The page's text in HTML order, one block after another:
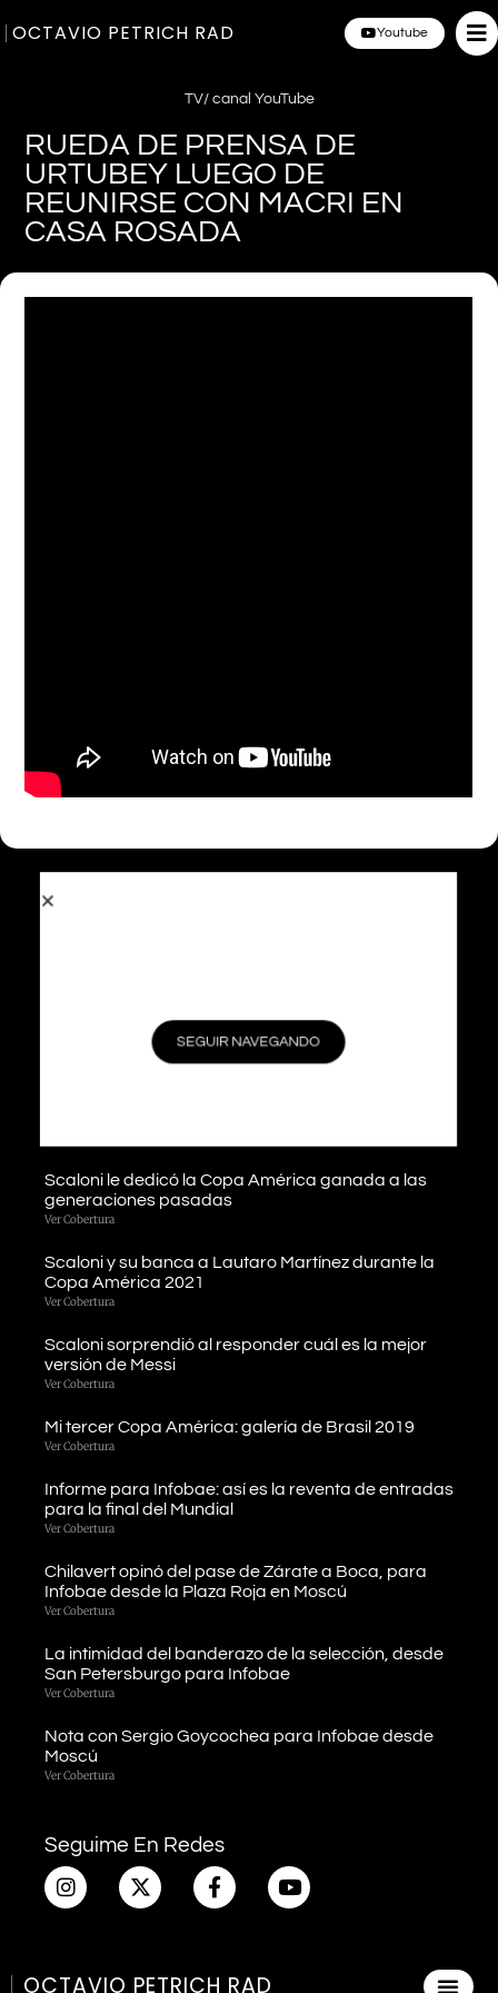
OCTAVIO PETRICH RAD Youtube
TV/ canal YouTube
RUEDA DE PRENSA DE
URTUBEY LUEGO DE
REUNIRSE CON MACRI EN
CASA ROSADA
juego en el debut de la Copa América 2021
Scaloni le dedicó la Copa América ganada a las
generaciones pasadas
Ver Cobertura
Scaloni y su banca a Lautaro Martínez durante la
Copa América 2021
Ver Cobertura
Scaloni sorprendió al responder cuál es la mejor
versión de Messi
Ver Cobertura
Mi tercer Copa América: galería de Brasil 2019
Ver Cobertura
Informe para Infobae: así es la reventa de entradas
para la final del Mundial
Ver Cobertura
Chilavert opinó del pase de Zárate a Boca, para
Infobae desde la Plaza Roja en Moscú
Ver Cobertura
La intimidad del banderazo de la selección, desde
San Petersburgo para Infobae
Ver Cobertura
Nota con Sergio Goycochea para Infobae desde
Moscú
Ver Cobertura
Seguime En Redes
OCTAVIO PETRICH RAD
SEGUIR NAVEGANDO